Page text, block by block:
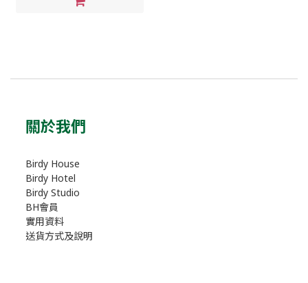
關於我們
Birdy House
Birdy Hotel
Birdy Studio
BH會員
實用資料
送貨方式及說明